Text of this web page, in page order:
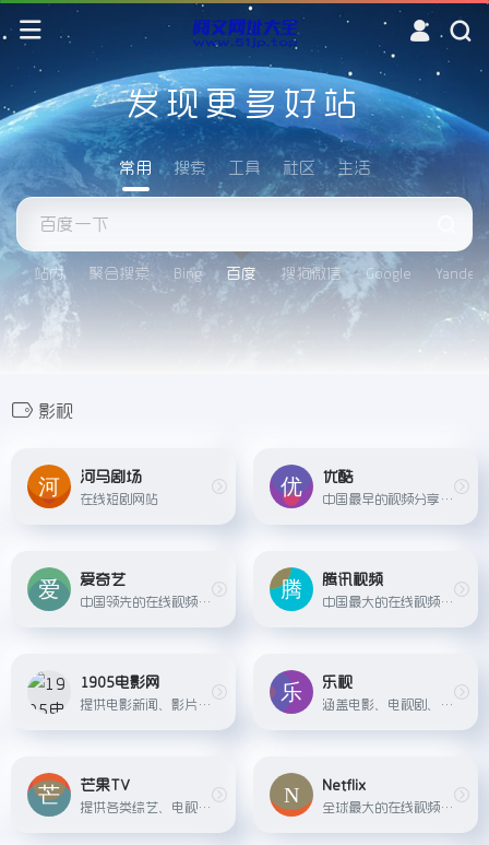
发现更多好站
常用 搜索 工具 社区 生活
站内 聚合搜索 Bing 百度 搜狗微信 Google Yandex
影视
河马剧场
在线短剧网站
优酷
中国最早的视频分享网站之一，提供海量高清视频内容。
爱奇艺
中国领先的在线视频媒体平台，拥有大量自制剧和综艺节目。
腾讯视频
中国最大的在线视频平台之一，提供丰富的电影、电视剧、综艺等视频内容。
1905电影网
提供电影新闻、影片介绍、高清电影播放的平台
乐视
涵盖电影、电视剧、综艺等内容全面的视频网站。
芒果TV
提供各类综艺、电视剧、电影等内容为主的视频网站。
Netflix
全球最大的在线视频流媒体平台之一，提供大量自制剧和电影。